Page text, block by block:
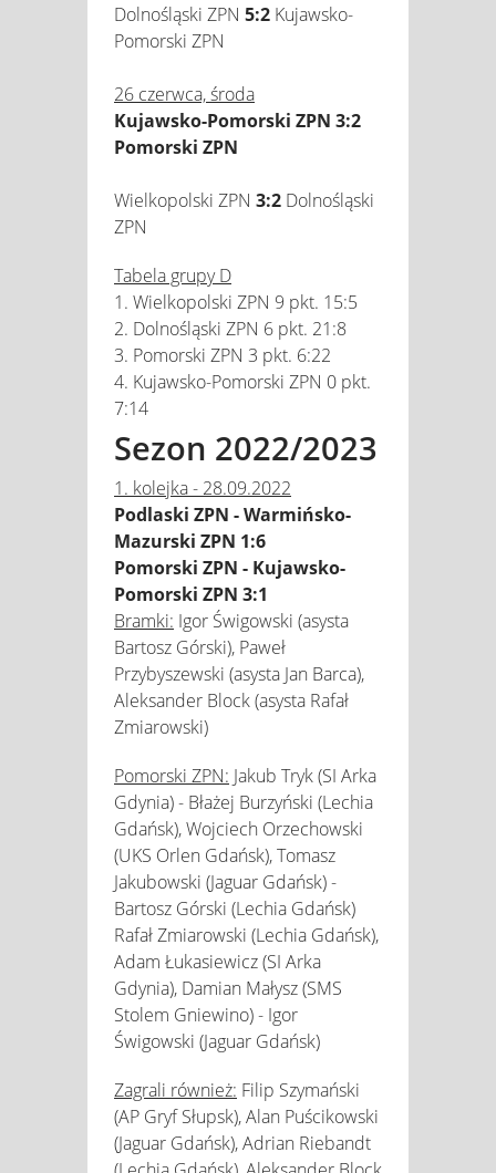
Dolnośląski ZPN 5:2 Kujawsko-
Pomorski ZPN
26 czerwca, środa
Kujawsko-Pomorski ZPN 3:2
Pomorski ZPN
Wielkopolski ZPN 3:2 Dolnośląski
ZPN
Tabela grupy D
1. Wielkopolski ZPN 9 pkt. 15:5
2. Dolnośląski ZPN 6 pkt. 21:8
3. Pomorski ZPN 3 pkt. 6:22
4. Kujawsko-Pomorski ZPN 0 pkt.
7:14
Sezon 2022/2023
1. kolejka - 28.09.2022
Podlaski ZPN - Warmińsko-
Mazurski ZPN 1:6
Pomorski ZPN - Kujawsko-
Pomorski ZPN 3:1
Bramki: Igor Świgowski (asysta
Bartosz Górski), Paweł
Przybyszewski (asysta Jan Barca),
Aleksander Block (asysta Rafał
Zmiarowski)
Pomorski ZPN: Jakub Tryk (SI Arka
Gdynia) - Błażej Burzyński (Lechia
Gdańsk), Wojciech Orzechowski
(UKS Orlen Gdańsk), Tomasz
Jakubowski (Jaguar Gdańsk) -
Bartosz Górski (Lechia Gdańsk)
Rafał Zmiarowski (Lechia Gdańsk),
Adam Łukasiewicz (SI Arka
Gdynia), Damian Małysz (SMS
Stolem Gniewino) - Igor
Świgowski (Jaguar Gdańsk)
Zagrali również: Filip Szymański
(AP Gryf Słupsk), Alan Puścikowski
(Jaguar Gdańsk), Adrian Riebandt